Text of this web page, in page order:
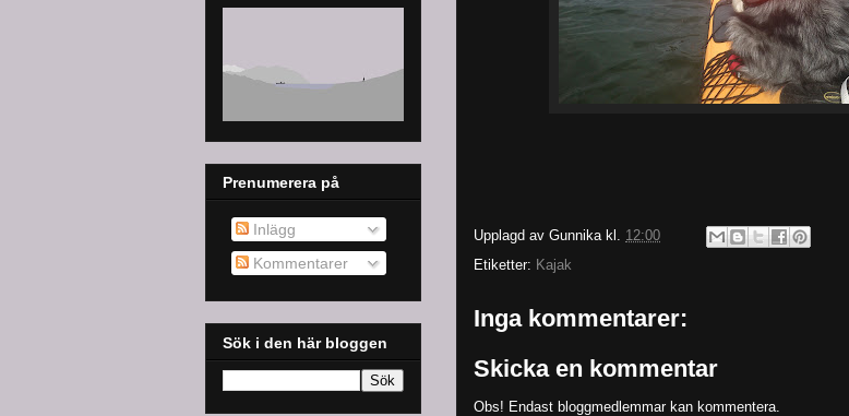
Upplagd av Gunnika kl. 12:00
Etiketter: Kajak
Inga kommentarer:
Skicka en kommentar
Obs! Endast bloggmedlemmar kan kommentera.
Prenumerera på
Inlägg
Kommentarer
Sök i den här bloggen